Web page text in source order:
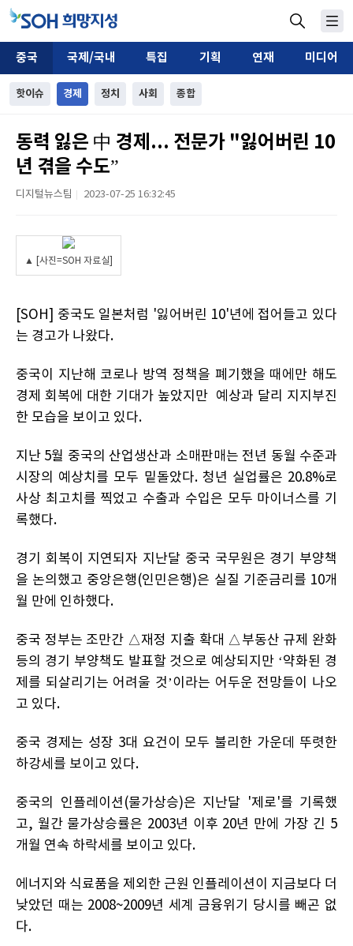
중국 국제/국내 특집 기획 연재 미디어
핫이슈 경제 정치 사회 종합
동력 잃은 中 경제... 전문가 "잃어버린 10
년 겪을 수도”
디지털뉴스팀 2023-07-25 16:32:45
▲ [사진=SOH 자료실]
[SOH] 중국도 일본처럼 '잃어버린 10'년에 접어들고 있다
는 경고가 나왔다.
중국이 지난해 코로나 방역 정책을 폐기했을 때에만 해도
경제 회복에 대한 기대가 높았지만 예상과 달리 지지부진
한 모습을 보이고 있다.
지난 5월 중국의 산업생산과 소매판매는 전년 동월 수준과
시장의 예상치를 모두 밑돌았다. 청년 실업률은 20.8%로
사상 최고치를 찍었고 수출과 수입은 모두 마이너스를 기
록했다.
경기 회복이 지연되자 지난달 중국 국무원은 경기 부양책
을 논의했고 중앙은행(인민은행)은 실질 기준금리를 10개
월 만에 인하했다.
중국 정부는 조만간 △재정 지출 확대 △부동산 규제 완화
등의 경기 부양책도 발표할 것으로 예상되지만 ‘약화된 경
제를 되살리기는 어려울 것’이라는 어두운 전망들이 나오
고 있다.
중국 경제는 성장 3대 요건이 모두 불리한 가운데 뚜렷한
하강세를 보이고 있다.
중국의 인플레이션(물가상승)은 지난달 '제로'를 기록했
고, 월간 물가상승률은 2003년 이후 20년 만에 가장 긴 5
개월 연속 하락세를 보이고 있다.
에너지와 식료품을 제외한 근원 인플레이션이 지금보다 더
낮았던 때는 2008~2009년 세계 금융위기 당시를 빼곤 없
다.